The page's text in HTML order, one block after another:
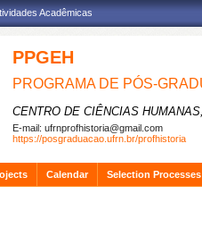
Acadêmicas
PPGEH
PROGRAMA DE PÓS-
CENTRO DE CIÊNCIAS
E-mail: ufrnprofhistoria@gmail.com
https://posgraduacao.ufrn.br/profhistoria
Calendar Selection Processes